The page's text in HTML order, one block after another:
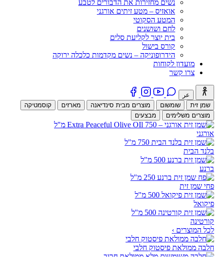
נשים מחזירות את הדבורים לטבע
אואזיס – מטע זיתים אורגני
המטע הסקוטי
לחם ושושנים
בית יוצר לקליעת סלים
קורס בישול
הידרופוניקה – נשים מקדמות כלכלה ירוקה
מועדון לקוחות
צרו קשר
عر
שמן זית
שומשום מוצרים מבית סינדיאנה מארזים
קוסמטיקה
מוצרים משלימים
מבצעים
אורגני
בלנד הבית
ברנע
פחי שמן זית
פיקואל
קורטינה
לכל המוצרים ›
חלבה ממולאת פיסטוק חלבי